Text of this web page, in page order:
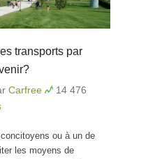
transports par
Carfree
14 476
ou à un de
les moyens de